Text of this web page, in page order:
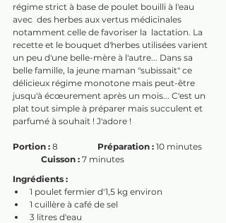
régime strict à base de poulet bouilli à l'eau
avec  des herbes aux vertus médicinales
notamment celle de favoriser la  lactation. La
recette et le bouquet d'herbes utilisées varient
un peu d'une belle-mère à l'autre... Dans sa
belle famille, la jeune maman "subissait" ce
délicieux régime monotone mais peut-être
jusqu'à écœurement après un mois... C'est un
plat tout simple à préparer mais succulent et
parfumé à souhait ! J'adore !
Portion : Préparation : 10 minutes
Cuisson : 7 minutes
Ingrédients :
1 poulet fermier d'1,5 kg environ
1 cuillère à café de sel
3 litres d'eau